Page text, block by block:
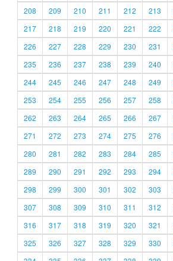
208
209 210 211 212 213
217
218 219 220 221 222
226
227 228 229 230 231
235
236 237 238 239 240
244
245 246 247 248 249
253
254 255 256 257 258
262
263 264 265 266 267
271
272 273 274 275 276
280
281 282 283 284 285
289
290 291 292 293 294
298
299 300 301 302 303
307
308 309 310 311 312
316
317 318 319 320 321
325
326 327 328 329 330